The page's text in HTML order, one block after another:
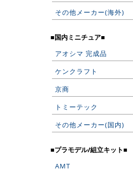
その他メーカー(海外)
■国内ミニチュア■
アオシマ 完成品
ケンクラフト
京商
トミーテック
その他メーカー(国内)
■プラモデル/組立キット■
AMT